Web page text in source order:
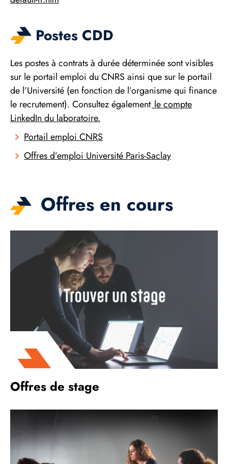
Postes CDD
Les postes à contrats à durée déterminée sont visibles
sur le portail emploi du CNRS ainsi que sur le portail
de l’Université (en fonction de l’organisme qui finance
le recrutement). Consultez également le compte
LinkedIn du laboratoire.
Portail emploi CNRS
Offres d’emploi Université Paris-Saclay
Offres en cours
Offres de stage